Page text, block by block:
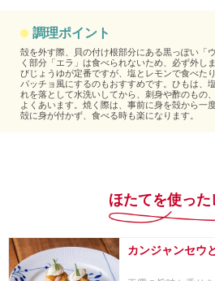
調理ポイント
殻を外す際、貝の付け根部分にある黒っぽい「
く部分「エラ」は食べられないため、必ず外し
びじょうゆが定番ですが、塩とレモンで食べた
パッチョ風にするのもおすすめです。ひもは、
れを落として水洗いしてから、刺身や酢のもの
よくあいます。焼く際は、事前に身を殻から一
殻に身が付かず、食べる時も楽になります。
ほたてを使っ
カンジャンセウ